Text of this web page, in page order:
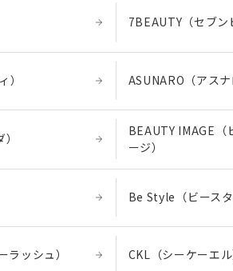
7BEAUTY（セブン
） ASUNARO（アスナ
BEAUTY IMAGE（
ージ）
Be Style（ビースタ
ッシュ） CKL（シーケーエル